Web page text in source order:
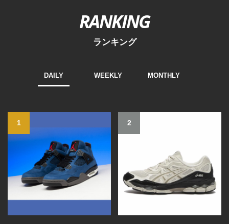
RANKING
ランキング
DAILY WEEKLY MONTHLY
1 2